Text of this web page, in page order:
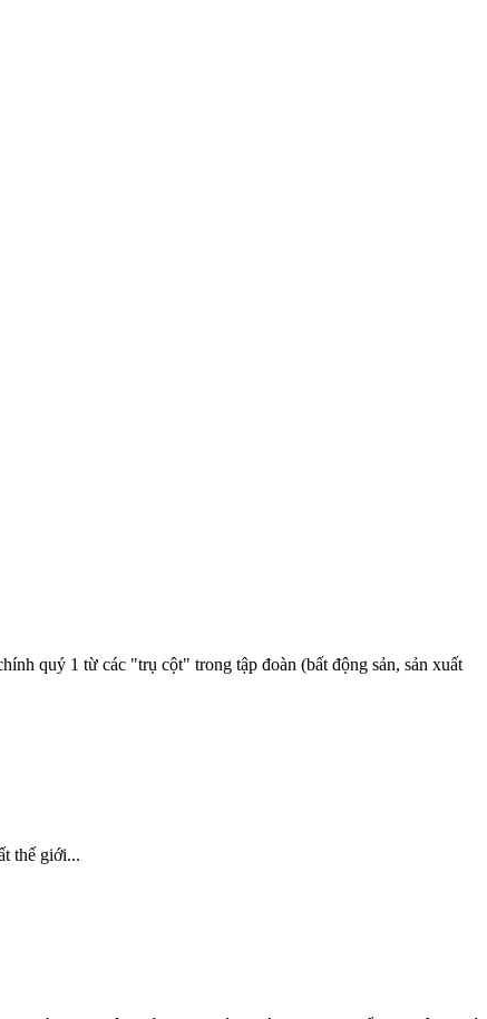
quý 1 từ các "trụ cột" trong tập đoàn (bất động sản, sản xuất
thế giới...